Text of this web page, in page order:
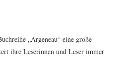
„Argeneau“ eine große
ihre Leserinnen und Leser immer